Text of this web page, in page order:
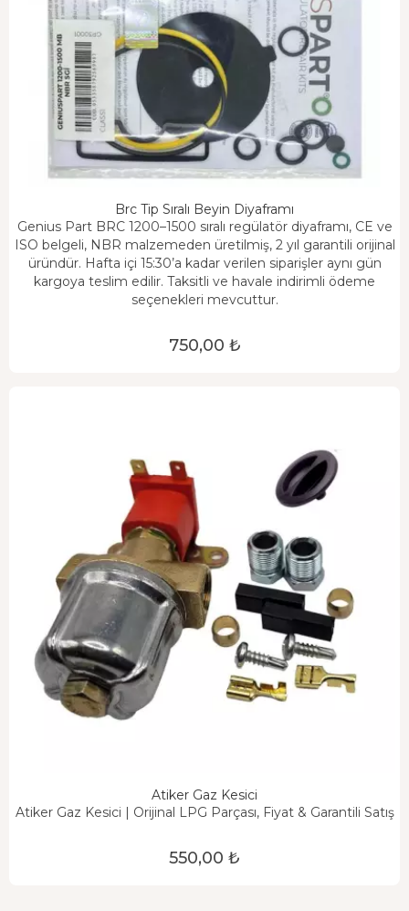
Brc Tip Sıralı Beyin Diyaframı
Genius Part BRC 1200–1500 sıralı regülatör diyaframı, CE ve
ISO belgeli, NBR malzemeden üretilmiş, 2 yıl garantili orijinal
üründür. Hafta içi 15:30’a kadar verilen siparişler aynı gün
kargoya teslim edilir. Taksitli ve havale indirimli ödeme
seçenekleri mevcuttur.
750,00 ₺
Atiker Gaz Kesici
Atiker Gaz Kesici | Orijinal LPG Parçası, Fiyat & Garantili Satış
550,00 ₺